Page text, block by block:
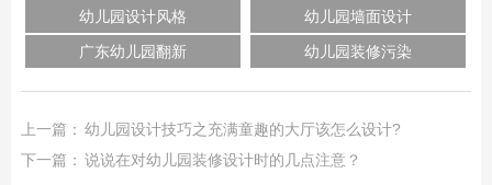
幼儿园设计风格
幼儿园墙面设计
广东幼儿园翻新
幼儿园装修污染
上一篇： 幼儿园设计技巧之充满童趣的大厅该怎么设计?
下一篇： 说说在对幼儿园装修设计时的几点注意？